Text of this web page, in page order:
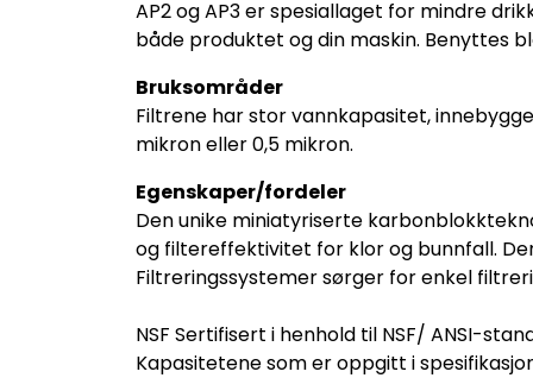
AP2 og AP3 er spesiallaget for mindre
både produktet og din maskin. Benyttes
Bruksområder
Filtrene har stor vannkapasitet,
mikron eller 0,5 mikron.
Egenskaper/fordeler
Den unike miniatyriserte
og filtereffektivitet for klor og bunnfall.
Filtreringssystemer sørger for enkel
NSF Sertifisert i henhold til NSF/ ANSI-
Kapasitetene som er oppgitt i